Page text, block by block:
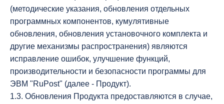
(методические указания, обновления отдельных
программных компонентов, кумулятивные
обновления, обновления установочного комплекта и
другие механизмы распространения) являются
исправление ошибок, улучшение функций,
производительности и безопасности программы для
ЭВМ "RuPost" (далее - Продукт).
1.3. Обновления Продукта предоставляются в случае,